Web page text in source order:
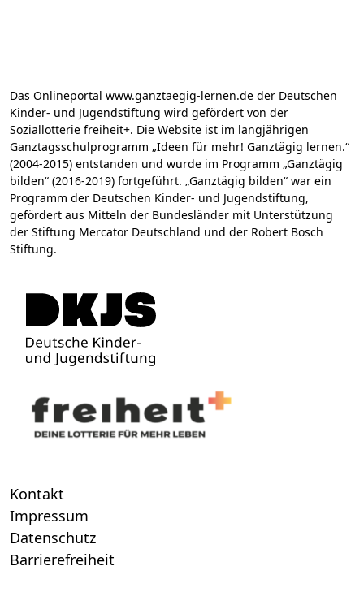
Das Onlineportal www.ganztaegig-lernen.de der Deutschen
Kinder- und Jugendstiftung wird gefördert von der
Soziallotterie freiheit+. Die Website ist im langjährigen
Ganztagsschulprogramm „Ideen für mehr! Ganztägig lernen.“
(2004-2015) entstanden und wurde im Programm „Ganztägig
bilden“ (2016-2019) fortgeführt. „Ganztägig bilden“ war ein
Programm der Deutschen Kinder- und Jugendstiftung,
gefördert aus Mitteln der Bundesländer mit Unterstützung
der Stiftung Mercator Deutschland und der Robert Bosch
Stiftung.
Kontakt
Impressum
Datenschutz
Barrierefreiheit